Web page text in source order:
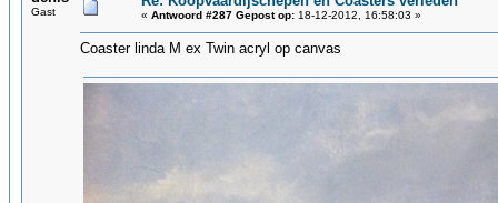
Gast « Antwoord #287 Gepost op: 18-12-2012, 16:58:03 »
Coaster linda M ex Twin acryl op canvas